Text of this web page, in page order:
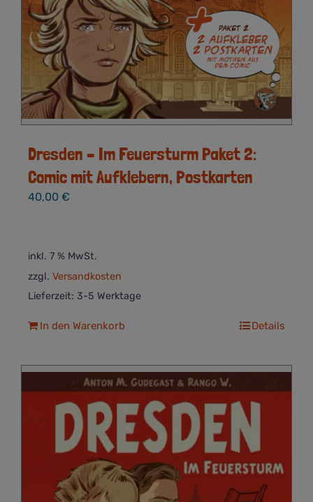
Dresden – Im Feuersturm Paket 2:
Comic mit Aufklebern, Postkarten
40,00 €
inkl. 7 % MwSt.
zzgl. Versandkosten
Lieferzeit: 3-5 Werktage
In den Warenkorb Details